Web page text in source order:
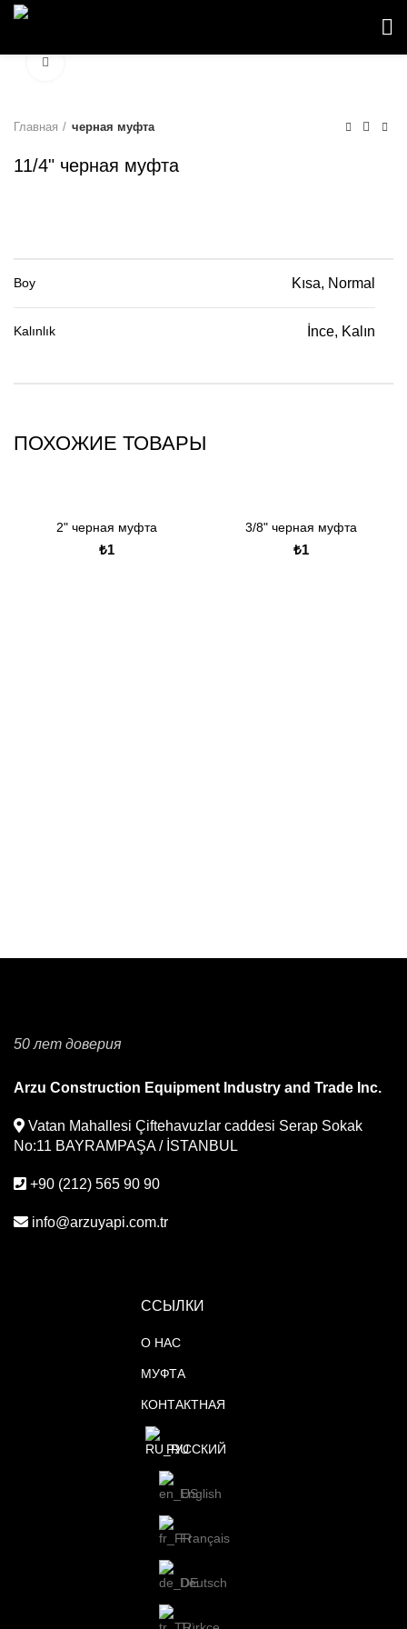
Главная черная муфта
11/4" черная муфта
Boy Kısa, Normal
Kalınlık İnce, Kalın
ПОХОЖИЕ ТОВАРЫ
2" черная муфта
₺
3/8" черная муфта
₺
50 лет доверия
Arzu Construction Equipment Industry and Trade Inc.
Vatan Mahallesi Çiftehavuzlar caddesi Serap Sokak
No:11 BAYRAMPAŞA / İSTANBUL
+90 (212) 565 90 90
info@arzuyapi.com.tr
ССЫЛКИ
О НАС
МУФТА
КОНТАКТНАЯ
РУССКИЙ
English
Français
Deutsch